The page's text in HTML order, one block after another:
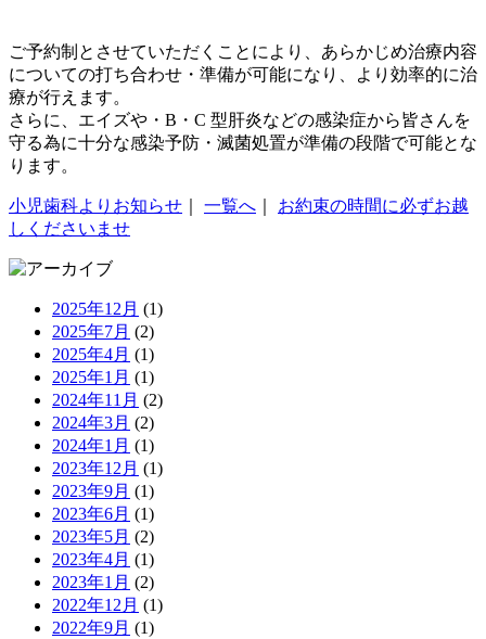
ご予約制とさせていただくことにより、あらかじめ治療内容
についての打ち合わせ・準備が可能になり、より効率的に治
療が行えます。
さらに、エイズや・B・C 型肝炎などの感染症から皆さんを
守る為に十分な感染予防・滅菌処置が準備の段階で可能とな
ります。
小児歯科よりお知らせ 一覧へ
お約束の時間に必ずお越
しくださいませ
2025年12月 (1)
2025年7月 (2)
2025年4月 (1)
2025年1月 (1)
2024年11月 (2)
2024年3月 (2)
2024年1月 (1)
2023年12月 (1)
2023年9月 (1)
2023年6月 (1)
2023年5月 (2)
2023年4月 (1)
2023年1月 (2)
2022年12月 (1)
2022年9月 (1)